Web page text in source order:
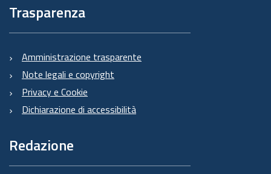
Trasparenza
Amministrazione trasparente
Note legali e copyright
Privacy e Cookie
Dichiarazione di accessibilità
Redazione